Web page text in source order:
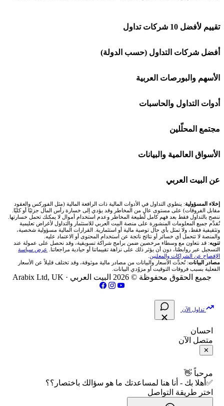
تقييم لأفضل 10 شركات تداول
شركة Capital.com
افاتريد AvaTrade
اكسنس Exness
منصة بينانس
اكس تي بي XTB
انتراكتيف بروكرز IBKR
أفضل شركات التداول (حسب الدولة)
شركات تداول في السعودية
شركات تداول في الإمارات
شركات تداول في الكويت
شركات تداول في قطر
شركات تداول في الأردن
شركات تداول في العراق
شركات تداول في فلسطين
الأسهم والبورصات العربية
🌍 كل البورصات العربية
🇸🇦 السوق السعودية
🇦🇪 أسواق الإمارات
🇪🇬 البورصة المصرية
🇶🇦 بورصة قطر
🇯🇴 بورصة عمّان
🇧🇭 بورصة البحرين
فلتر الأسهم الشرعي
📋 جميع الأسهم
🕌 الأسهم الحلال
أدوات التداول والحاسبات
🕌 حاسبة الزكاة
💱 محول العملات
🧮 حاسبة حجم اللوت
📊 حاسبة قيمة النقطة
💰 حاسبة ربح الفوركس
📌 حاسبة النقاط المحورية
📏 حاسبة حجم المركز
📈 حاسبة عائد التداول
📊 حاسبة الربح التراكمي
🧮 حاسبة متوسط سعر السهم
📅 التقويم الاقتصادي
مجتمع المحلّلين
🧱 حائط المجتمع
🏆 لوحة المحلّلين
✍️ اكتب تحليلك
الأسواق العالمية والبيانات
🌐 المؤشرات العالمية
🥇 سعر الذهب اليوم
🥇 أسعار الذهب والمعادن
💱 أسعار العملات والفوركس
💵 سعر الريال السعودي في مصر
📅 المؤشرات الاقتصادية
عن البيت العربي
من نحن
تواصل معنا
فريق المؤلفين
مقالات تعليمية
سياسة تقييم الشركات
شركات التداول النصابة
الإبلاغ عن شركة نصابة
شروط الاستخدام
سياسة الخصوصية
إخلاء المسؤولية: ينطوي التداول في الأدوات المالية ذات الرافعة المالية (مثل الفوركس والعقود
مقابل الفروقات) على مستوى عالٍ من المخاطر وقد يؤدي إلى خسارة رأس المال جزئيًا أو كليًا.
ننصح بالتداول فقط بعد فهم كامل لطبيعة المخاطر وعدم استخدام أموال لا يمكنك تحمل خسارتها.
تُقدَّم جميع المعلومات المنشورة على منصة البيت العربي للاستثمار والتداول لأغراض تعليمية
وتثقيفية فقط، ولا تمثل بأي حال توصية مالية أو استثمارية. القرارات المالية مسؤولية شخصية،
والمنصة لا تتحمل أي خسائر أو نتائج ناتجة عن استخدام المحتوى أو الاعتماد عليه.
تنويه: قد نتعاون مع وسطاء مرخصين ضمن برامج شراكة تسويقية، وقد نحصل على عمولة عند
التسجيل عبر روابطنا، دون أن يؤثر ذلك على نزاهة تقييماتنا أو حيادية مراجعاتنا. عرض سياسة
الإفصاح عن الشراكات والمعلنين
مصادر البيانات: تُحدَّث الأسعار والبيانات من مصادر مالية موثوقة، وقد تختلف قليلاً عن الأسعار
الفعلية بسبب فروقات التوقيت أو مزوّدي البيانات.
جميع الحقوق محفوظة © 2026 البيت العربي · Arabix Ltd, UK
تداول الآن
احسان
متصل الآن
✕
مرحباً 👋
✅أهلا بك - أنا هنا لمساعدتك ما هو سؤالك باختصار؟؟
اختر طريقة التواصل